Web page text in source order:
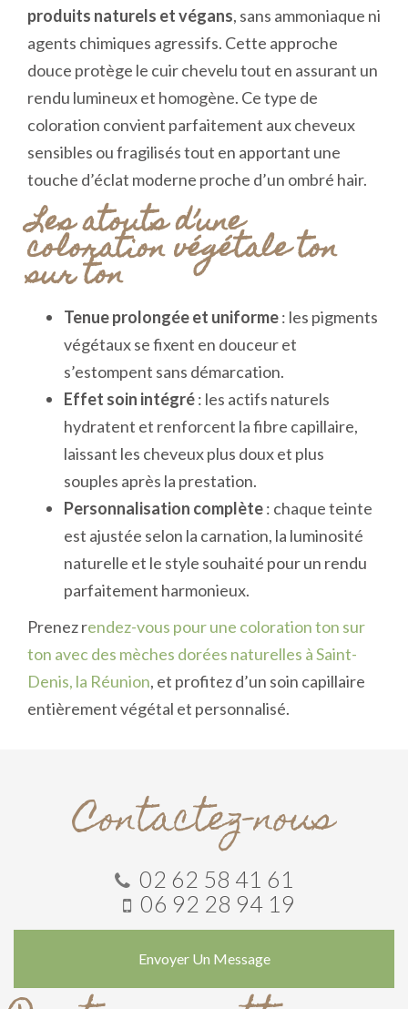
produits naturels et végans, sans ammoniaque ni
agents chimiques agressifs. Cette approche
douce protège le cuir chevelu tout en assurant un
rendu lumineux et homogène. Ce type de
coloration convient parfaitement aux cheveux
sensibles ou fragilisés tout en apportant une
touche d’éclat moderne proche d’un ombré hair.
Les atouts d’une
coloration végétale ton
sur ton
Tenue prolongée et uniforme: les pigments
végétaux se fixent en douceur et
s’estompent sans démarcation.
Effet soin intégré: les actifs naturels
hydratent et renforcent la fibre capillaire,
laissant les cheveux plus doux et plus
souples après la prestation.
Personnalisation complète: chaque teinte
est ajustée selon la carnation, la luminosité
naturelle et le style souhaité pour un rendu
parfaitement harmonieux.
Prenez rendez-vous pour une coloration ton sur
ton avec des mèches dorées naturelles à Saint-
Denis, la Réunion, et profitez d’un soin capillaire
entièrement végétal et personnalisé.
Contactez-nous
02 62 58 41 61
06 92 28 94 19
Envoyer Un Message